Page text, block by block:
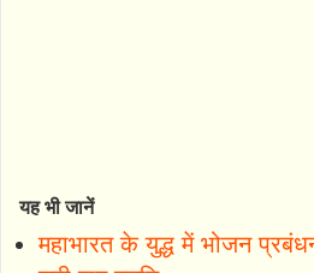
यह भी जानें
महाभारत के युद्ध में भोजन